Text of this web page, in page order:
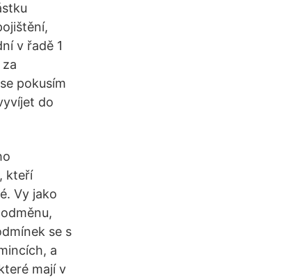
v řadě 1
pokusím
do
kteří
Vy jako
se s
a
mají v